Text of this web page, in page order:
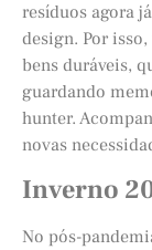
resíduos agora
design. Por
bens duráveis,
guardando
hunter.
novas
Inverno
No pós-